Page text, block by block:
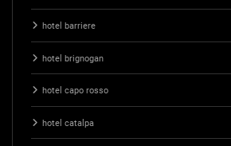
hotel barriere
hotel brignogan
hotel capo rosso
hotel catalpa